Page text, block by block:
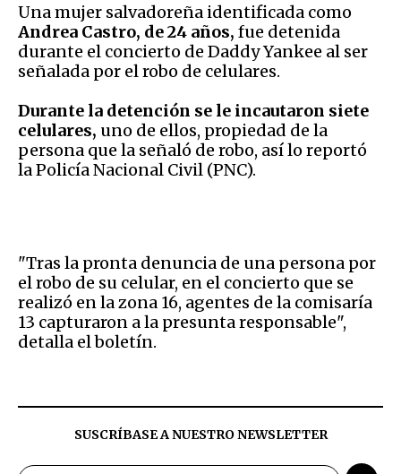
Una mujer salvadoreña identificada como
Andrea Castro, de 24 años, fue detenida
durante el concierto de Daddy Yankee al ser
señalada por el robo de celulares.
Durante la detención se le incautaron siete
celulares, uno de ellos, propiedad de la
persona que la señaló de robo, así lo reportó
la Policía Nacional Civil (PNC).
"Tras la pronta denuncia de una persona por
el robo de su celular, en el concierto que se
realizó en la zona 16, agentes de la comisaría
13 capturaron a la presunta responsable",
detalla el boletín.
SUSCRÍBASE A NUESTRO NEWSLETTER